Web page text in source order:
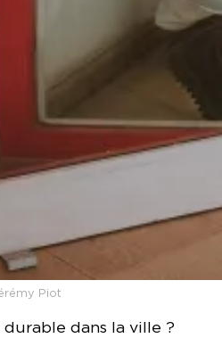
Piot
dans la ville ?